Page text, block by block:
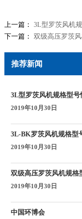
上一篇： 3L型罗茨风机
下一篇： 双级高压罗茨
推荐新闻
3L型罗茨风机规格型
2019年10月30日
3L-BK罗茨风机规格型
2019年10月30日
双级高压罗茨风机规格
2019年10月30日
中国环博会